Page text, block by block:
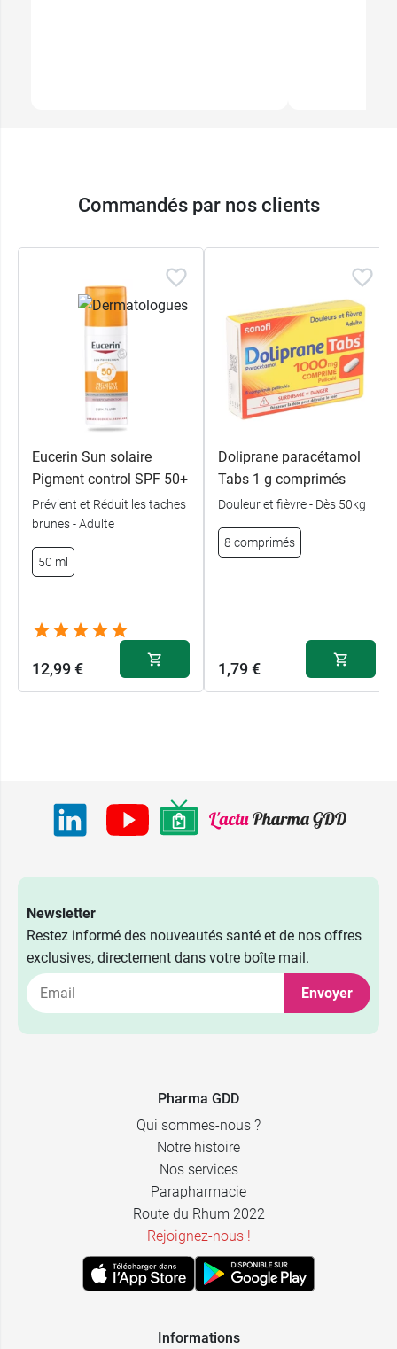
Commandés par nos clients
Eucerin Sun solaire
Pigment control SPF 50+
Prévient et Réduit les taches
brunes - Adulte
50 ml
12,99 €
Doliprane paracétamol
Tabs 1 g comprimés
Douleur et fièvre - Dès 50kg
8 comprimés
1,79 €
Newsletter
Restez informé des nouveautés santé et de nos offres
exclusives, directement dans votre boîte mail.
Envoyer
Pharma GDD
Qui sommes-nous ?
Notre histoire
Nos services
Parapharmacie
Route du Rhum 2022
Rejoignez-nous !
Informations